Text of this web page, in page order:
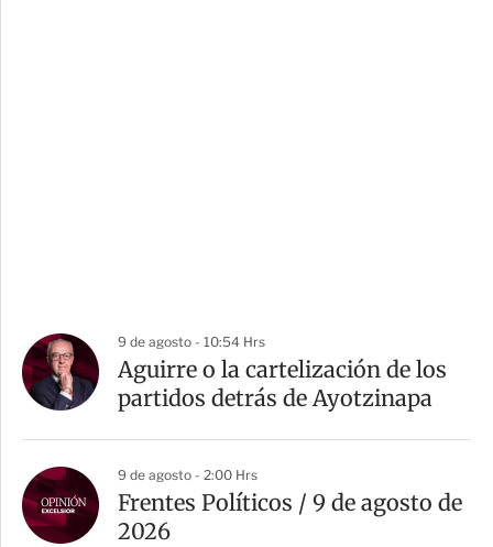
9 de agosto - 10:54 Hrs
Aguirre o la cartelización de los
partidos detrás de Ayotzinapa
9 de agosto - 2:00 Hrs
Frentes Políticos / 9 de agosto de
2026